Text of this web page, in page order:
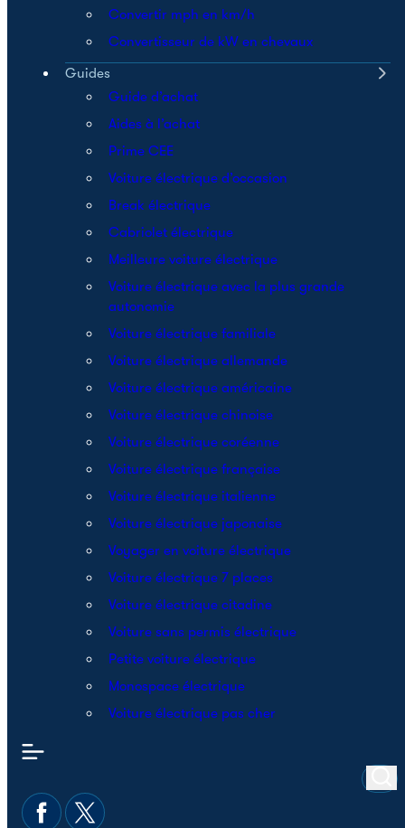
Convertir mph en km/h
Convertisseur de kW en chevaux
Guides
Guide d’achat
Aides à l’achat
Prime CEE
Voiture électrique d’occasion
Break électrique
Cabriolet électrique
Meilleure voiture électrique
Voiture électrique avec la plus grande
autonomie
Voiture électrique familiale
Voiture électrique allemande
Voiture électrique américaine
Voiture électrique chinoise
Voiture électrique coréenne
Voiture électrique française
Voiture électrique italienne
Voiture électrique japonaise
Voyager en voiture électrique
Voiture électrique 7 places
Voiture électrique citadine
Voiture sans permis électrique
Petite voiture électrique
Monospace électrique
Voiture électrique pas cher